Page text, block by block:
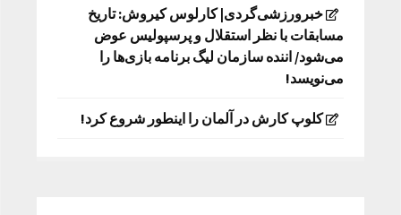
خبرورزشی‌گردی| کارلوس کیروش: تاریخ
مسابقات با نظر استقلال و پرسپولیس عوض
می‌شود/ اننده سازمان لیگ برنامه بازی‌ها را
می‌نویسد!
کلوپ کارش در آلمان را اینطور شروع کرد!